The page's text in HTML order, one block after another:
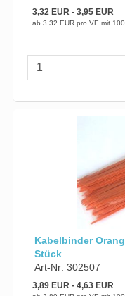
3,32 EUR- 3,95 EUR
ab 3,32 EUR pro VE mit 100
Kabelbinder
Stück
Art-Nr: 302507
3,89 EUR- 4,63 EUR